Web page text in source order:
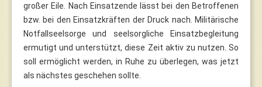
großer Eile. Nach Einsatzende lässt bei den Betroffenen
bzw. bei den Einsatzkräften der Druck nach. Militärische
Notfallseelsorge und seelsorgliche Einsatzbegleitung
ermutigt und unterstützt, diese Zeit aktiv zu nutzen. So
soll ermöglicht werden, in Ruhe zu überlegen, was jetzt
als nächstes geschehen sollte.